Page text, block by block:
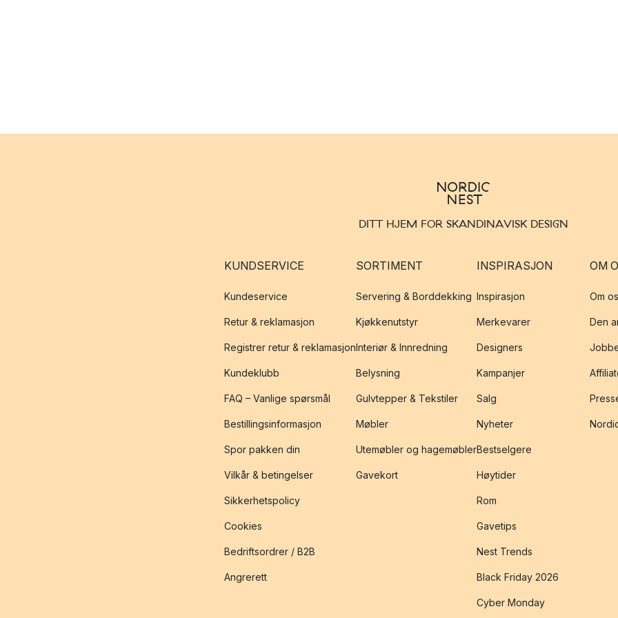
DITT HJEM FOR SKANDINAVISK DESIGN
KUNDSERVICE
Kundeservice
Retur & reklamasjon
Registrer retur & reklamasjon
Kundeklubb
FAQ – Vanlige spørsmål
Bestillingsinformasjon
Spor pakken din
Vilkår & betingelser
Sikkerhetspolicy
Cookies
Bedriftsordrer / B2B
Angrerett
SORTIMENT
Servering & Borddekking
Kjøkkenutstyr
Interiør & Innredning
Belysning
Gulvtepper & Tekstiler
Møbler
Utemøbler og hagemøbler
Gavekort
INSPIRASJON
Inspirasjon
Merkevarer
Designers
Kampanjer
Salg
Nyheter
Bestselgere
Høytider
Rom
Gavetips
Nest Trends
Black Friday 2026
Cyber Monday
OM
Om
Den